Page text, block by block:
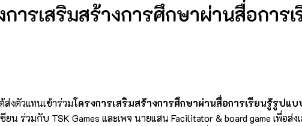
ารเสริมสร้างการศึกษาผ่านสื่อกา
งตัวแทนเข้าร่วมโครงการเสริมสร้างการศึกษาผ่านสื่อการเรียนรู้รูปแ
วมกับ TSK Games และเพจ นายแสน Facilitator & board game เพื่อส่ง